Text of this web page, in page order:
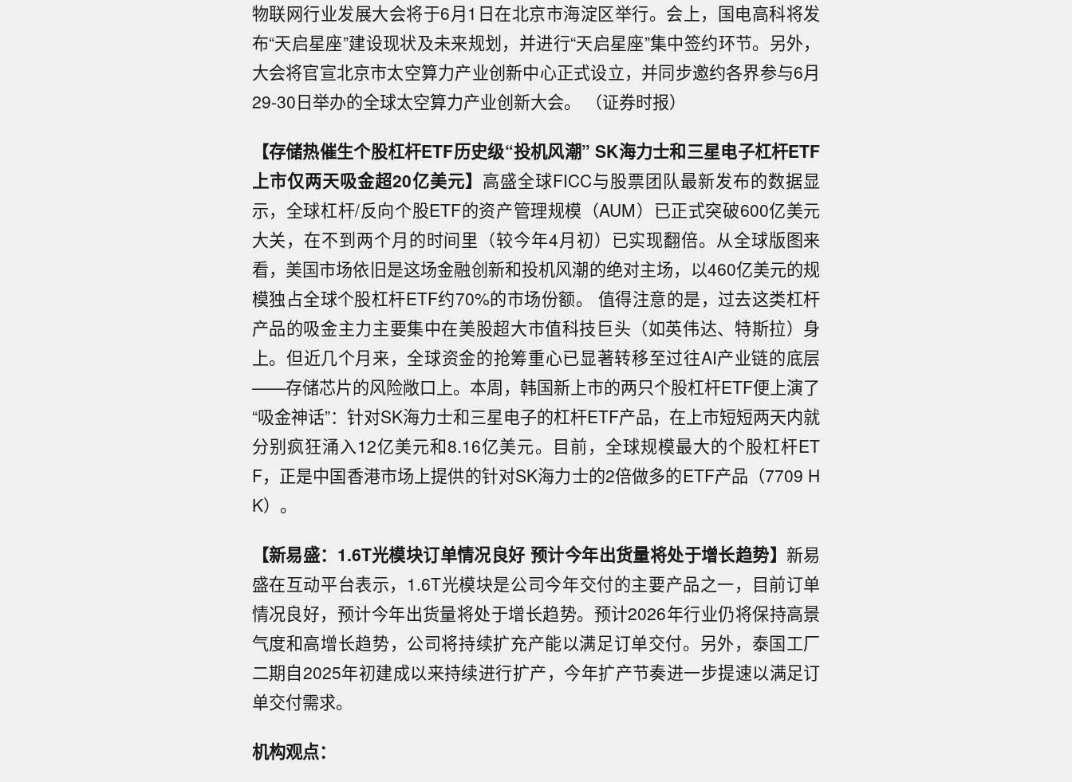
物联网行业发展大会将于6月1日在北京市海淀区举行。会上，国电高科将发
布“天启星座”建设现状及未来规划，并进行“天启星座”集中签约环节。另外，
大会将官宣北京市太空算力产业创新中心正式设立，并同步邀约各界参与6月
29-30日举办的全球太空算力产业创新大会。 （证券时报）
【存储热催生个股杠杆ETF历史级“投机风潮” SK海力士和三星电子杠杆ETF
上市仅两天吸金超20亿美元】 高盛全球FICC与股票团队最新发布的数据显
示，全球杠杆/反向个股ETF的资产管理规模（AUM）已正式突破600亿美元
大关，在不到两个月的时间里（较今年4月初）已实现翻倍。从全球版图来
看，美国市场依旧是这场金融创新和投机风潮的绝对主场，以460亿美元的规
模独占全球个股杠杆ETF约70%的市场份额。 值得注意的是，过去这类杠杆
产品的吸金主力主要集中在美股超大市值科技巨头（如英伟达、特斯拉）身
上。但近几个月来，全球资金的抢筹重心已显著转移至过往AI产业链的底层
——存储芯片的风险敞口上。本周，韩国新上市的两只个股杠杆ETF便上演了
“吸金神话”：针对SK海力士和三星电子的杠杆ETF产品，在上市短短两天内就
分别疯狂涌入12亿美元和8.16亿美元。目前，全球规模最大的个股杠杆ET
F，正是中国香港市场上提供的针对SK海力士的2倍做多的ETF产品（7709 H
K）。
【新易盛：1.6T光模块订单情况良好 预计今年出货量将处于增长趋势】 新易
盛在互动平台表示，1.6T光模块是公司今年交付的主要产品之一，目前订单
情况良好，预计今年出货量将处于增长趋势。预计2026年行业仍将保持高景
气度和高增长趋势，公司将持续扩充产能以满足订单交付。另外，泰国工厂
二期自2025年初建成以来持续进行扩产，今年扩产节奏进一步提速以满足订
单交付需求。
机构观点：